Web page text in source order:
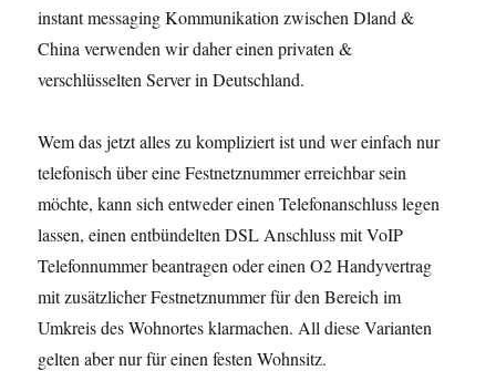
instant messaging Kommunikation zwischen Dland &
China verwenden wir daher einen privaten &
verschlüsselten Server in Deutschland.
Wem das jetzt alles zu kompliziert ist und wer einfach nur
telefonisch über eine Festnetznummer erreichbar sein
möchte, kann sich entweder einen Telefonanschluss legen
lassen, einen entbündelten DSL Anschluss mit VoIP
Telefonnummer beantragen oder einen O2 Handyvertrag
mit zusätzlicher Festnetznummer für den Bereich im
Umkreis des Wohnortes klarmachen. All diese Varianten
gelten aber nur für einen festen Wohnsitz.